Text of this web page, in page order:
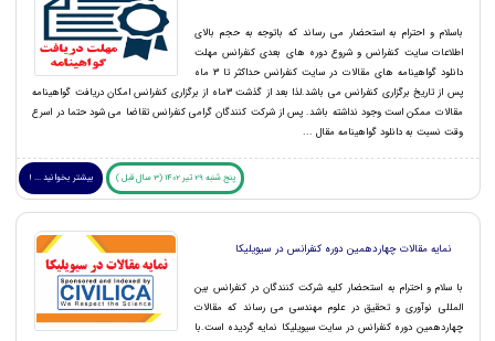
باسلام و احترام به استحضار می رساند که باتوجه به حجم بالای
اطلاعات سایت کنفرانس و شروع دوره های بعدی کنفرانس مهلت
دانلود گواهینامه های مقالات در سایت کنفرانس حداکثر تا 3 ماه
پس از تاریخ برگزاری کنفرانس می باشد.لذا بعد از گذشت 3ماه از برگزاری کنفرانس امکان دریافت گواهینامه
مقالات ممکن است وجود نداشته باشد. پس از شرکت کنندگان گرامی کنفرانس تقاضا می شود حتما در اسرع
وقت نسبت به دانلود گواهینامه مقال ...
پنج شنبه 29 تیر 1402 (3 سال قبل ) بیشتر بخوانید ... !
نمایه مقالات چهاردهمین دوره کنفرانس در سیویلیکا
با سلام و احترام به استحضار کلیه شرکت کنندگان در کنفرانس بین
المللی نوآوری و تحقیق در علوم مهندسی می رساند که مقالات
چهاردهمین دوره کنفرانس در سایت سیویلیکا نمایه گردیده است.با